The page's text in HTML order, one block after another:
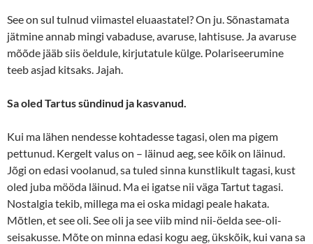
See on sul tulnud viimastel eluaastatel? On ju. Sõnastamata
jätmine annab mingi vabaduse, avaruse, lahtisuse. Ja avaruse
mõõde jääb siis öeldule, kirjutatule külge. Polariseerumine
teeb asjad kitsaks. Jajah.
Sa oled Tartus sündinud ja kasvanud.
Kui ma lähen nendesse kohtadesse tagasi, olen ma pigem
pettunud. Kergelt valus on – läinud aeg, see kõik on läinud.
Jõgi on edasi voolanud, sa tuled sinna kunstlikult tagasi, kust
oled juba mööda läinud. Ma ei igatse nii väga Tartut tagasi.
Nostalgia tekib, millega ma ei oska midagi peale hakata.
Mõtlen, et see oli. See oli ja see viib mind nii-öelda see-oli-
seisakusse. Mõte on minna edasi kogu aeg, ükskõik, kui vana sa